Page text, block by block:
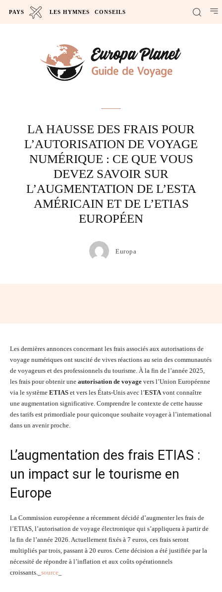
PAYS LES HYMNES CONSEILS
LA HAUSSE DES FRAIS POUR
L’AUTORISATION DE VOYAGE
NUMÉRIQUE : CE QUE VOUS
DEVEZ SAVOIR SUR
L’AUGMENTATION DE L’ESTA
AMÉRICAIN ET DE L’ETIAS
EUROPÉEN
Europa
Les dernières annonces concernant les frais associés aux autorisations de
voyage numériques ont suscité de vives réactions au sein des communautés
de voyageurs et des professionnels du tourisme. À la fin de l’année 2025,
les frais pour obtenir une autorisation de voyage vers l’Union Européenne
via le système ETIAS et vers les États-Unis avec l’ESTAvont connaître
une augmentation significative. Comprendre le contexte de cette hausse
des tarifs est primordiale pour quiconque souhaite voyager à l’international
dans un avenir proche.
L’augmentation des frais ETIAS :
un impact sur le tourisme en
Europe
La Commission européenne a récemment décidé d’augmenter les frais de
l’ETIAS, l’autorisation de voyage électronique qui s’appliquera à partir de
la fin de l’année 2026. Actuellement fixés à 7 euros, ces frais seront
multipliés par trois, passant à 20 euros. Cette décision a été justifiée par la
nécessité de répondre à l’inflation et aux coûts opérationnels
croissants._ source